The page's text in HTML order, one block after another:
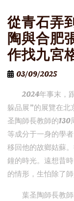
從青石弄
陶與合肥
作找九宮
03/09/2025
2024年事末，
躲品展”的展覽在北
圣陶師長教師的130
等成分于一身的學
移回他的故鄉姑蘇
鐘的時光。遠想昔
的情形，生怕除了
葉圣陶師長教